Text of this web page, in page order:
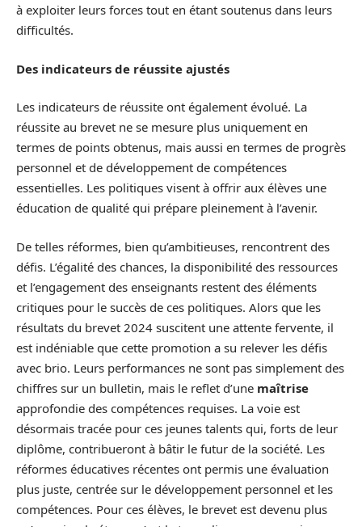
à exploiter leurs forces tout en étant soutenus dans leurs
difficultés.
Des indicateurs de réussite ajustés
Les indicateurs de réussite ont également évolué. La
réussite au brevet ne se mesure plus uniquement en
termes de points obtenus, mais aussi en termes de progrès
personnel et de développement de compétences
essentielles. Les politiques visent à offrir aux élèves une
éducation de qualité qui prépare pleinement à l’avenir.
De telles réformes, bien qu’ambitieuses, rencontrent des
défis. L’égalité des chances, la disponibilité des ressources
et l’engagement des enseignants restent des éléments
critiques pour le succès de ces politiques. Alors que les
résultats du brevet 2024 suscitent une attente fervente, il
est indéniable que cette promotion a su relever les défis
avec brio. Leurs performances ne sont pas simplement des
chiffres sur un bulletin, mais le reflet d’une maîtrise
approfondie des compétences requises. La voie est
désormais tracée pour ces jeunes talents qui, forts de leur
diplôme, contribueront à bâtir le futur de la société. Les
réformes éducatives récentes ont permis une évaluation
plus juste, centrée sur le développement personnel et les
compétences. Pour ces élèves, le brevet est devenu plus